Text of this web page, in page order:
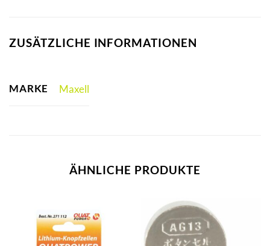
ZUSÄTZLICHE INFORMATIONEN
MARKE Maxell
ÄHNLICHE PRODUKTE